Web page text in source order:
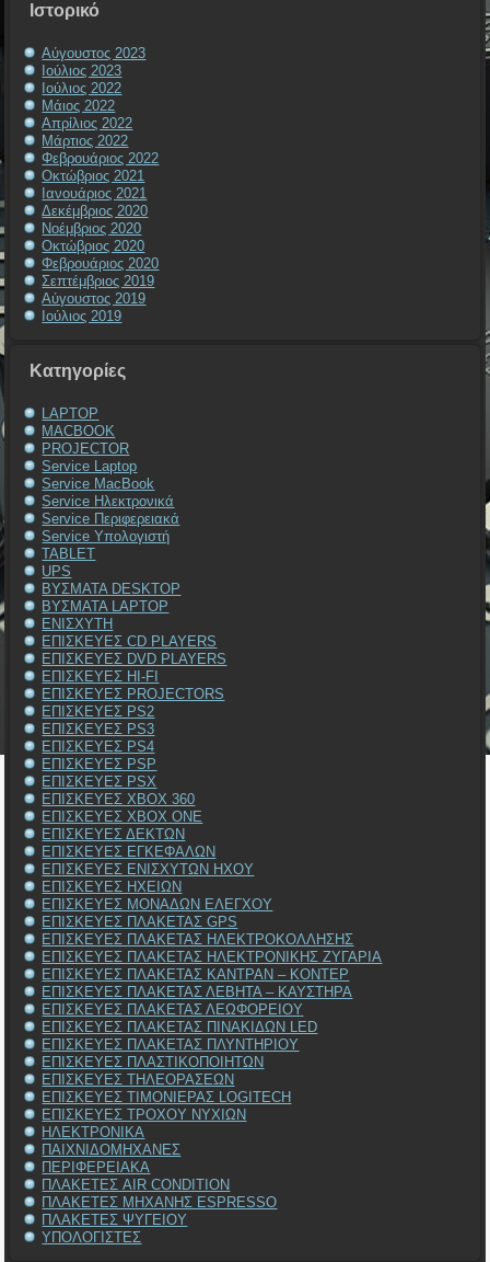
Ιστορικό
Αύγουστος 2023
Ιούλιος 2023
Ιούλιος 2022
Μάιος 2022
Απρίλιος 2022
Μάρτιος 2022
Φεβρουάριος 2022
Οκτώβριος 2021
Ιανουάριος 2021
Δεκέμβριος 2020
Νοέμβριος 2020
Οκτώβριος 2020
Φεβρουάριος 2020
Σεπτέμβριος 2019
Αύγουστος 2019
Ιούλιος 2019
Kατηγορίες
LAPTOP
MACBOOK
PROJECTOR
Service Laptop
Service MacBook
Service Ηλεκτρονικά
Service Περιφερειακά
Service Υπολογιστή
TABLET
UPS
ΒΥΣΜΑΤΑ DESKTOP
ΒΥΣΜΑΤΑ LAPTOP
ΕΝΙΣΧΥΤΗ
ΕΠΙΣΚΕΥΕΣ CD PLAYERS
ΕΠΙΣΚΕΥΕΣ DVD PLAYERS
ΕΠΙΣΚΕΥΕΣ HI-FI
ΕΠΙΣΚΕΥΕΣ PROJECTORS
ΕΠΙΣΚΕΥΕΣ PS2
ΕΠΙΣΚΕΥΕΣ PS3
ΕΠΙΣΚΕΥΕΣ PS4
ΕΠΙΣΚΕΥΕΣ PSP
ΕΠΙΣΚΕΥΕΣ PSX
ΕΠΙΣΚΕΥΕΣ XBOX 360
ΕΠΙΣΚΕΥΕΣ XBOX ONE
ΕΠΙΣΚΕΥΕΣ ΔΕΚΤΩΝ
ΕΠΙΣΚΕΥΕΣ ΕΓΚΕΦΑΛΩΝ
ΕΠΙΣΚΕΥΕΣ ΕΝΙΣΧΥΤΩΝ ΗΧΟΥ
ΕΠΙΣΚΕΥΕΣ ΗΧΕΙΩΝ
ΕΠΙΣΚΕΥΕΣ ΜΟΝΑΔΩΝ ΕΛΕΓΧΟΥ
ΕΠΙΣΚΕΥΕΣ ΠΛΑΚΕΤΑΣ GPS
ΕΠΙΣΚΕΥΕΣ ΠΛΑΚΕΤΑΣ ΗΛΕΚΤΡΟΚΟΛΛΗΣΗΣ
ΕΠΙΣΚΕΥΕΣ ΠΛΑΚΕΤΑΣ ΗΛΕΚΤΡΟΝΙΚΗΣ ΖΥΓΑΡΙΑ
ΕΠΙΣΚΕΥΕΣ ΠΛΑΚΕΤΑΣ ΚΑΝΤΡΑΝ – ΚΟΝΤΕΡ
ΕΠΙΣΚΕΥΕΣ ΠΛΑΚΕΤΑΣ ΛΕΒΗΤΑ – ΚΑΥΣΤΗΡΑ
ΕΠΙΣΚΕΥΕΣ ΠΛΑΚΕΤΑΣ ΛΕΩΦΟΡΕΙΟΥ
ΕΠΙΣΚΕΥΕΣ ΠΛΑΚΕΤΑΣ ΠΙΝΑΚΙΔΩΝ LED
ΕΠΙΣΚΕΥΕΣ ΠΛΑΚΕΤΑΣ ΠΛΥΝΤΗΡΙΟΥ
ΕΠΙΣΚΕΥΕΣ ΠΛΑΣΤΙΚΟΠΟΙΗΤΩΝ
ΕΠΙΣΚΕΥΕΣ ΤΗΛΕΟΡΑΣΕΩΝ
ΕΠΙΣΚΕΥΕΣ ΤΙΜΟΝΙΕΡΑΣ LOGITECH
ΕΠΙΣΚΕΥΕΣ ΤΡΟΧΟΥ ΝΥΧΙΩΝ
ΗΛΕΚΤΡΟΝΙΚΑ
ΠΑΙΧΝΙΔΟΜΗΧΑΝΕΣ
ΠΕΡΙΦΕΡΕΙΑΚΑ
ΠΛΑΚΕΤΕΣ AIR CONDITION
ΠΛΑΚΕΤΕΣ ΜΗΧΑΝΗΣ ESPRESSO
ΠΛΑΚΕΤΕΣ ΨΥΓΕΙΟΥ
ΥΠΟΛΟΓΙΣΤΕΣ